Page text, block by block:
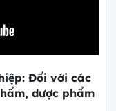
Đối với các
dược phẩm